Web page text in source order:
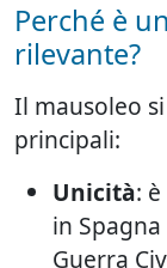
Perché è
rilevante?
Il mausoleo
principali:
Unicità:
in
Guerra